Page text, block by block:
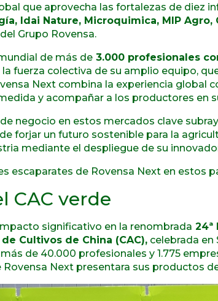
que aprovecha las fortalezas de diez
Idai Nature, Microquimica, MIP Agro,
Grupo Rovensa.
de más de 3.000 profesionales
fuerza colectiva de su amplio equipo,
Next combina la experiencia global
y acompañar a los productores en
negocio en estos mercados clave
forjar un futuro sostenible para la
mediante el despliegue de su
escaparates de Rovensa Next en estos
CAC verde
significativo en la renombrada 24ª
Cultivos de China (CAC), celebrada en
de 40.000 profesionales y 1.775
Next presentara sus productos